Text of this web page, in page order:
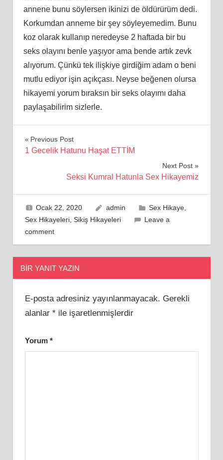
annene bunu söylersen ikinizi de öldürürüm dedi.
Korkumdan anneme bir şey söyleyemedim. Bunu
koz olarak kullanıp neredeyse 2 haftada bir bu
seks olayını benle yaşıyor ama bende artık zevk
alıyorum. Çünkü tek ilişkiye girdiğim adam o beni
mutlu ediyor işin açıkçası. Neyse beğenen olursa
hikayemi yorum bıraksın bir seks olayımı daha
paylaşabilirim sizlerle.
Yazı
Previous Post
1 Gecelik Hatunu Haşat ETTİM
Next Post
Seksi Kumral Hatunla Sex Hikayemiz
Ocak 22, 2020 admin Sex Hikaye
Sex Hikayeleri, Sikiş Hikayeleri
Leave a
comment
BIR YANIT YAZIN
E-posta adresiniz yayınlanmayacak. Gerekli
alanlar *ile işaretlenmişlerdir
Yorum *